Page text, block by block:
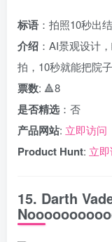
标语 ：拍照10秒出
介绍 ：AI景观设计
拍，10秒就能把院
票数: 🔺8
是否精选 ：否
产品网站: 立即访问
Product Hunt: 立
15. Darth